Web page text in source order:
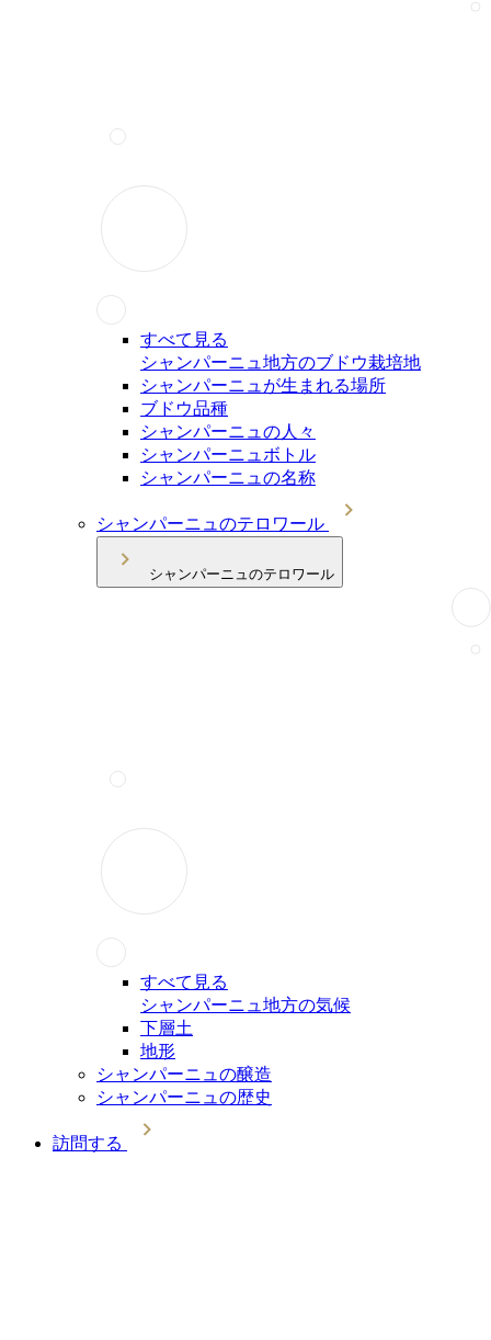
すべて見る
シャンパーニュ地方のブドウ栽培地
シャンパーニュが生まれる場所
ブドウ品種
シャンパーニュの人々
シャンパーニュボトル
シャンパーニュの名称
シャンパーニュのテロワール
シャンパーニュのテロワール
すべて見る
シャンパーニュ地方の気候
下層土
地形
シャンパーニュの醸造
シャンパーニュの歴史
訪問する